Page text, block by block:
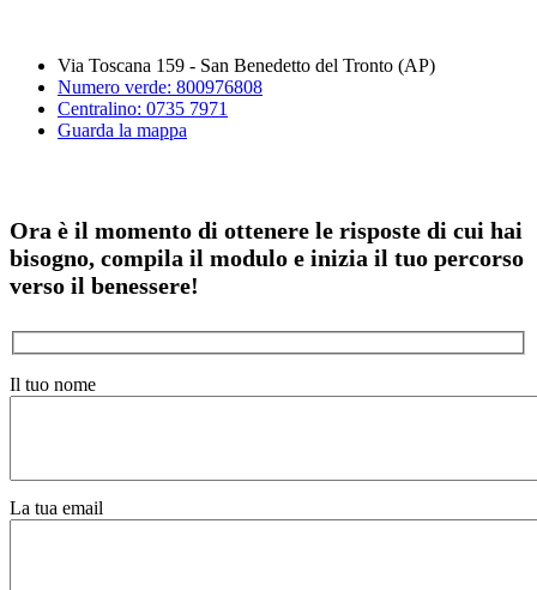
Via Toscana 159 - San Benedetto del Tronto (AP)
Numero verde: 800976808
Centralino: 0735 7971
Guarda la mappa
Ora è il momento di ottenere le risposte di cui hai
bisogno, compila il modulo e inizia il tuo percorso
verso il benessere!
Il tuo nome
La tua email